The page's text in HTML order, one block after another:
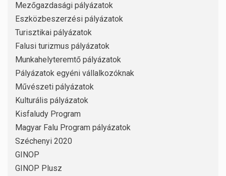
Mezőgazdasági pályázatok
Eszközbeszerzési pályázatok
Turisztikai pályázatok
Falusi turizmus pályázatok
Munkahelyteremtő pályázatok
Pályázatok egyéni vállalkozóknak
Művészeti pályázatok
Kulturális pályázatok
Kisfaludy Program
Magyar Falu Program pályázatok
Széchenyi 2020
GINOP
GINOP Plusz